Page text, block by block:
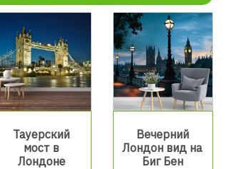
Тауерский
мост в
Лондоне
Вечерний
Лондон вид на
Биг Бен